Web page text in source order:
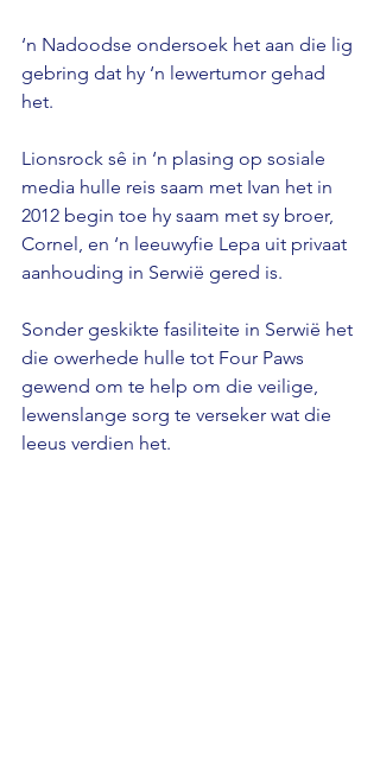
‘n Nadoodse ondersoek het aan die lig
gebring dat hy ‘n lewertumor gehad
het.
Lionsrock sê in ‘n plasing op sosiale
media hulle reis saam met Ivan het in
2012 begin toe hy saam met sy broer,
Cornel, en ‘n leeuwyfie Lepa uit privaat
aanhouding in Serwië gered is.
Sonder geskikte fasiliteite in Serwië het
die owerhede hulle tot Four Paws
gewend om te help om die veilige,
lewenslange sorg te verseker wat die
leeus verdien het.